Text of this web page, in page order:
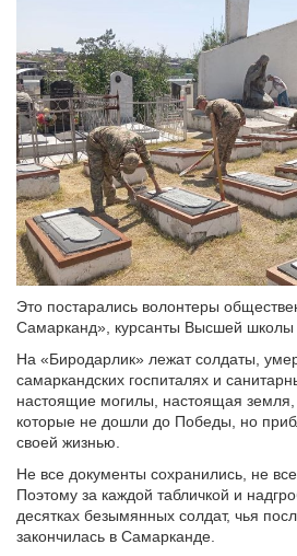
Это постарались волонтеры
Самарканд», курсанты Высшей школы
На «Биродарлик» лежат солдаты,
самаркандских госпиталях и
настоящие могилы, настоящая
которые не дошли до Победы, но
своей жизнью.
Не все документы сохранились, не
Поэтому за каждой табличкой и
десятках безымянных солдат, чья
закончилась в Самарканде.